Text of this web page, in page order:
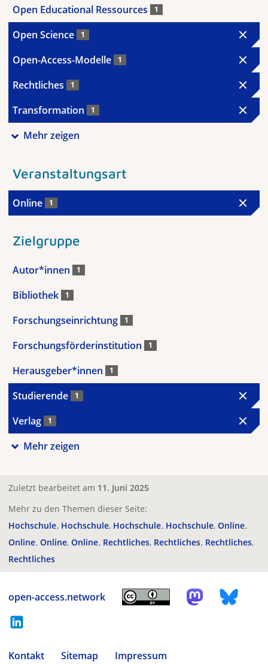
Open Educational Ressources 1
Open Science 1
Open-Access-Modelle 1
Rechtliches 1
Transformation 1
Mehr zeigen
Veranstaltungsart
Online 1
Zielgruppe
Autor*innen 1
Bibliothek 1
Forschungseinrichtung 1
Forschungsförderinstitution 1
Herausgeber*innen 1
Studierende 1
Verlag 1
Mehr zeigen
Zuletzt bearbeitet am 11. Juni 2025
Mehr zu den Themen dieser Seite:
Hochschule Hochschule Hochschule Hochschule Online
Online Online Online Rechtliches Rechtliches Rechtliches
Rechtliches
open-access.network
Kontakt Sitemap
Impressum